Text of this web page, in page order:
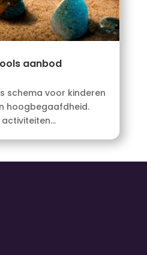
aanbod
schema voor kinderen
hoogbegaafdheid.